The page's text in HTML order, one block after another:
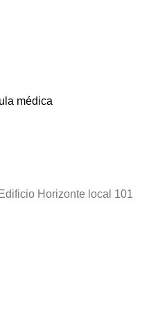
médica
Horizonte local 101